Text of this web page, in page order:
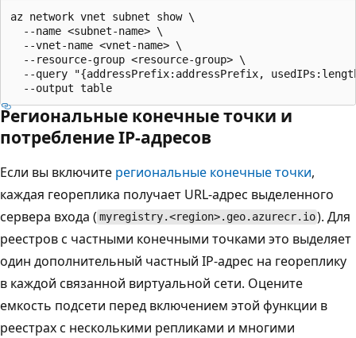
az network vnet subnet show \
  --name <subnet-name> \
  --vnet-name <vnet-name> \
  --resource-group <resource-group> \
--query "{addressPrefix:addressPrefix,
Региональные конечные точки и
потребление IP-адресов
Если вы включите региональные конечные точки,
каждая геореплика получает URL-адрес выделенного
сервера входа ( myregistry.<region>.geo.azurecr.io). Для
реестров с частными конечными точками это выделяет
один дополнительный частный IP-адрес на геореплику
в каждой связанной виртуальной сети. Оцените
емкость подсети перед включением этой функции в
реестрах с несколькими репликами и многими